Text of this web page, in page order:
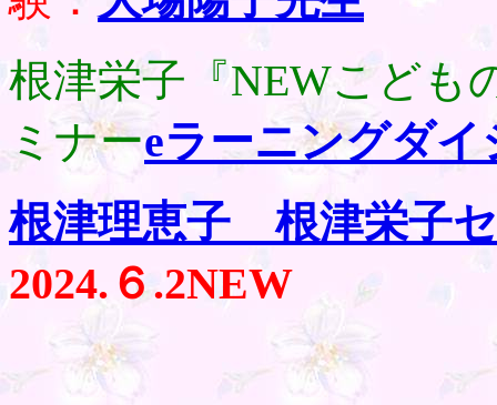
根津栄子『NEWこども
ミナーeラーニングダ
根津理恵子 根津栄子
2024. ６.2NEW